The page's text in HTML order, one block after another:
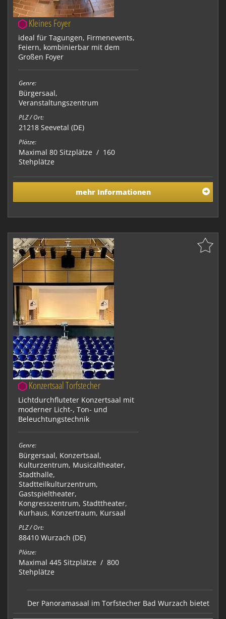
Kleines Foyer
ideal für Tagungen, Firmenevents,
Feiern, kombinierbar mit dem
Großen Foyer
Genre:
Bürgersaal,
Veranstaltungszentrum
PLZ / Ort:
21218 Seevetal (DE)
Plätze:
Maximal 80 Sitzplätze / 160
Stehplätze
mehr Informationen
Konzertsaal Torfstecher
Lichtdurchfluteter Konzertsaal mit
moderner Licht-, Ton- und
Beleuchtungstechnik
Genre:
Bürgersaal, Konzertsaal,
Kulturzentrum, Musicaltheater,
Stadthalle,
Stadtteilkulturzentrum,
Gastspieltheater,
Kongresszentrum, Stadttheater,
Kurhaus, Konzertraum, Kursaal
PLZ / Ort:
88410 Wurzach (DE)
Plätze:
Maximal 445 Sitzplätze / 800
Stehplätze
Der Panoramasaal im Torfstecher Bad Wurzach bietet
als Konzertsaal ein besonderes Ambiente für